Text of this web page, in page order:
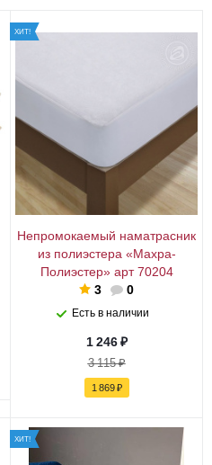
ХИТ!
Непромокаемый наматрасник
из полиэстера «Махра-
Полиэстер» арт 70204
3
0
Есть в наличии
1 246₽
3 115₽
1 869₽
ХИТ!